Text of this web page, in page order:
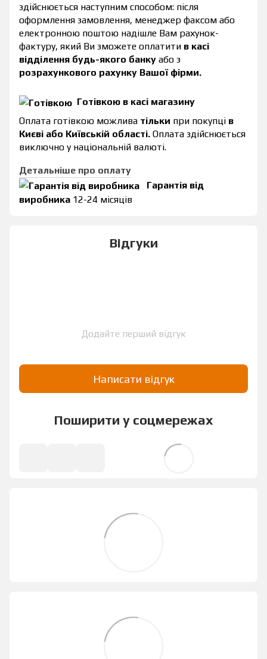
здійснюється наступним способом: після
оформлення замовлення, менеджер факсом або
електронною поштою надішле Вам рахунок-
фактуру, який Ви зможете оплатити в касі
відділення будь-якого банку або з
розрахункового рахунку Вашої фірми.
Готівкою в касі магазину
Оплата готівкою можлива тільки при покупці в
Києві або Київській області. Оплата здійснюється
виключно у національній валюті.
Детальніше про оплату
Гарантія від
виробника 12-24 місяців
Відгуки
Додайте перший відгук
Написати відгук
Поширити у соцмережах